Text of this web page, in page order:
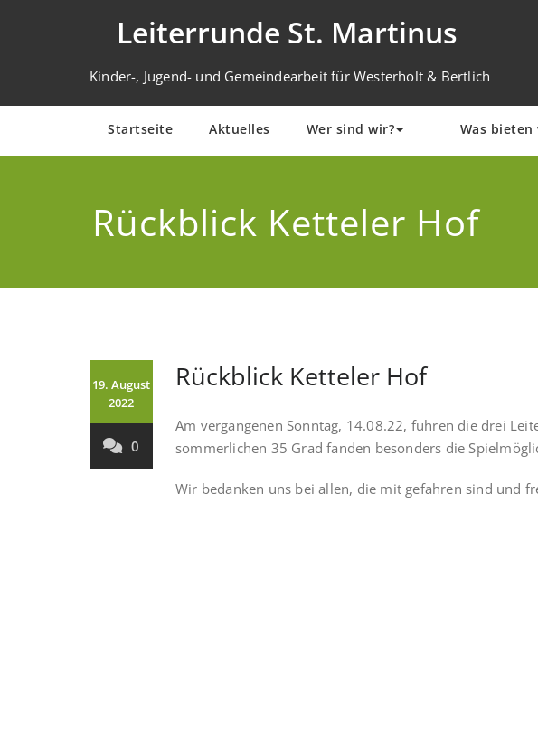
Leiterrunde St. Martinus
Kinder-, Jugend- und Gemeindearbeit für Westerholt & Bertlich
Startseite Aktuelles Wer sind wir? Was bieten
Rückblick Ketteler Hof
19. August
2022
0
Rückblick Ketteler Hof
Am vergangenen Sonntag, 14.08.22, fuhren die drei
sommerlichen 35 Grad fanden besonders die
Wir bedanken uns bei allen, die mit gefahren sind und